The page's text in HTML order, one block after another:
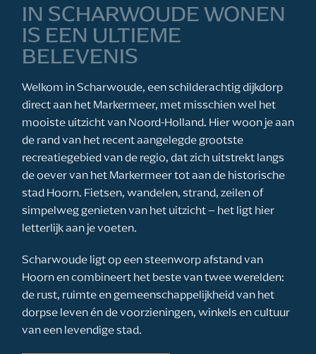
IN SCHARWOUDE WONEN
IS EEN ULTIEME
BELEVENIS
Welkom in Scharwoude, een schilderachtig dijkdorp
direct aan het Markermeer, met misschien wel het
mooiste uitzicht van Noord-Holland. Hier woon je aan
de rand van het recent aangelegde grootste
recreatiegebied van de regio, dat zich uitstrekt langs
de oever van het Markermeer tot aan de historische
stad Hoorn. Fietsen, wandelen, strand, zeilen of
simpelweg genieten van het uitzicht – het ligt hier
letterlijk aan je voeten.
Scharwoude ligt op een steenworp afstand van
Hoorn en combineert het beste van twee werelden:
de rust, ruimte en gemeenschappelijkheid van het
dorpse leven én de voorzieningen, winkels en cultuur
van een levendige stad.